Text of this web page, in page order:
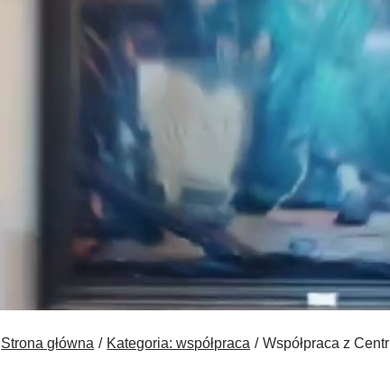
Strona główna Kategoria: współpraca Współpraca z